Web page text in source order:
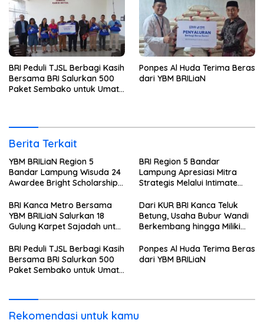
BRI Peduli TJSL Berbagi Kasih
Bersama BRI Salurkan 500
Paket Sembako untuk Umat
Ponpes Al Huda Terima Beras
dari YBM BRILiaN
Berita Terkait
YBM BRILiaN Region 5
Bandar Lampung Wisuda 24
Awardee Bright Scholarship
Profesional Berakhlak Mulia
BRI Region 5 Bandar
Lampung Apresiasi Mitra
Strategis Melalui Intimate
Pemenang Merchant Lucky
Ride
BRI Kanca Metro Bersama
YBM BRILiaN Salurkan 18
Gulung Karpet Sajadah untuk
Dari KUR BRI Kanca Teluk
Betung, Usaha Bubur Wandi
Berkembang hingga Miliki
BRI Peduli TJSL Berbagi Kasih
Bersama BRI Salurkan 500
Paket Sembako untuk Umat
Ponpes Al Huda Terima Beras
dari YBM BRILiaN
Rekomendasi untuk kamu